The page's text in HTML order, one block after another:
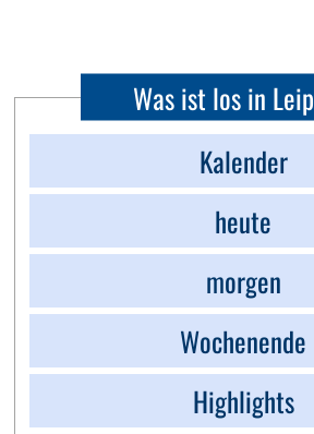
Was ist los in
Kalender
heute
morgen
Wochenende
Highlights